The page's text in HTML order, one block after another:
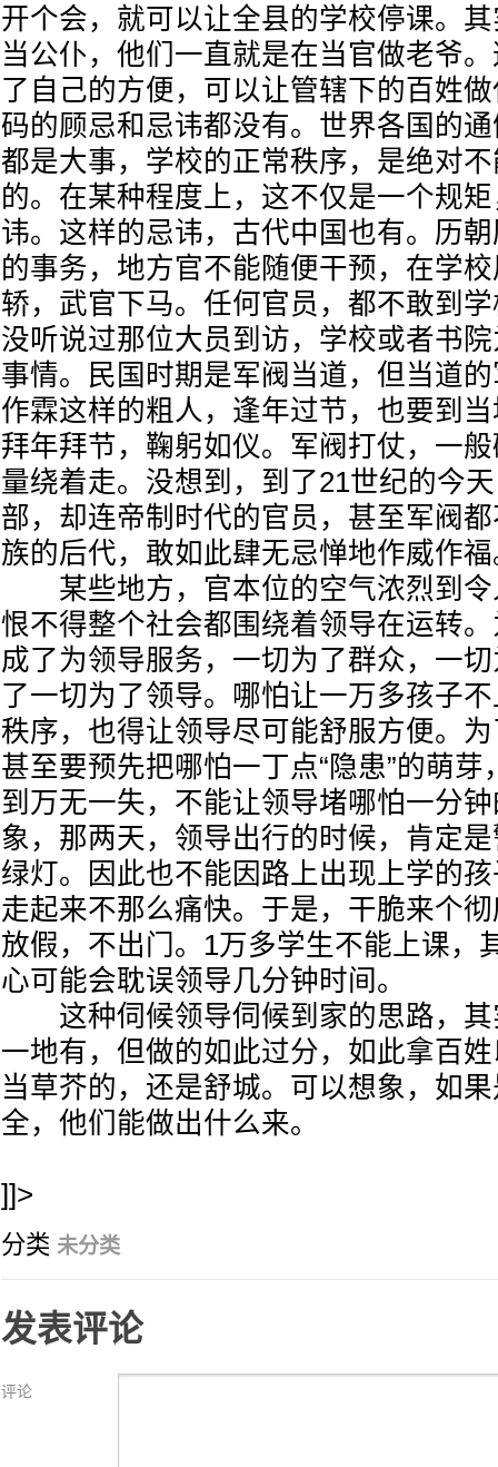
开个会，就可以让全县的学校停课。
当公仆，他们一直就是在当官做老爷
了自己的方便，可以让管辖下的百姓
码的顾忌和忌讳都没有。世界各国的
都是大事，学校的正常秩序，是绝对
的。在某种程度上，这不仅是一个规
讳。这样的忌讳，古代中国也有。历
的事务，地方官不能随便干预，在学
轿，武官下马。任何官员，都不敢到
没听说过那位大员到访，学校或者书
事情。民国时期是军阀当道，但当道
作霖这样的粗人，逢年过节，也要到
拜年拜节，鞠躬如仪。军阀打仗，一
量绕着走。没想到，到了21世纪的今
部，却连帝制时代的官员，甚至军阀
族的后代，敢如此肆无忌惮地作威作
某些地方，官本位的空气浓烈到令
恨不得整个社会都围绕着领导在运转
成了为领导服务，一切为了群众，一
了一切为了领导。哪怕让一万多孩子
秩序，也得让领导尽可能舒服方便。
甚至要预先把哪怕一丁点“隐患”的萌
到万无一失，不能让领导堵哪怕一分
象，那两天，领导出行的时候，肯定
绿灯。因此也不能因路上出现上学的
走起来不那么痛快。于是，干脆来个
放假，不出门。1万多学生不能上课，
心可能会耽误领导几分钟时间。
这种伺候领导伺候到家的思路，其
一地有，但做的如此过分，如此拿百
当草芥的，还是舒城。可以想象，如
全，他们能做出什么来。
]]>
分类 未分类
发表评论
评论